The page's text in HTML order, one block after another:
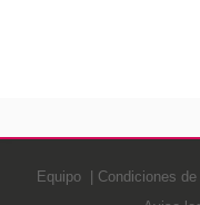
Equipo Condiciones de